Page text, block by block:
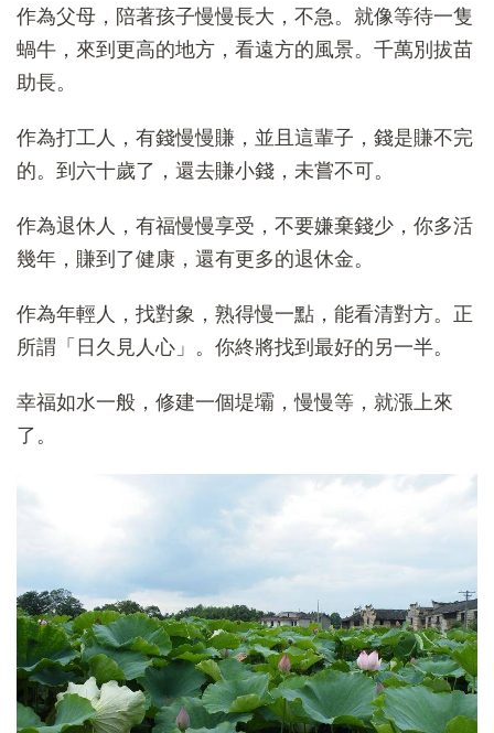
作為父母，陪著孩子慢慢長大，不急。就像等待一隻
蝸牛，來到更高的地方，看遠方的風景。千萬別拔苗
助長。
作為打工人，有錢慢慢賺，並且這輩子，錢是賺不完
的。到六十歲了，還去賺小錢，未嘗不可。
作為退休人，有福慢慢享受，不要嫌棄錢少，你多活
幾年，賺到了健康，還有更多的退休金。
作為年輕人，找對象，熟得慢一點，能看清對方。正
所謂「日久見人心」。你終將找到最好的另一半。
幸福如水一般，修建一個堤壩，慢慢等，就漲上來
了。